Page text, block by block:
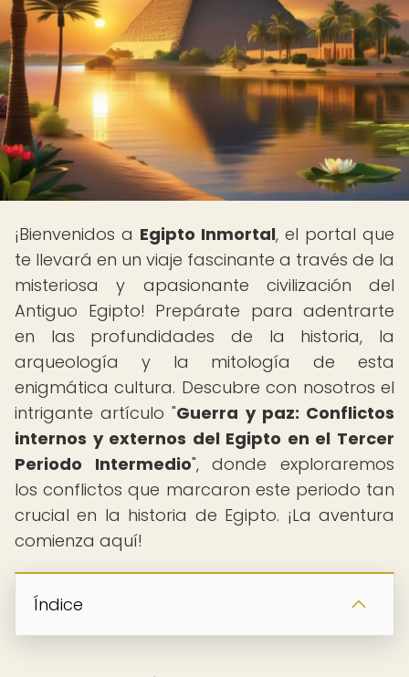
¡Bienvenidos a Egipto Inmortal, el portal que
te llevará en un viaje fascinante a través de la
misteriosa y apasionante civilización del
Antiguo Egipto! Prepárate para adentrarte
en las profundidades de la historia, la
arqueología y la mitología de esta
enigmática cultura. Descubre con nosotros el
intrigante artículo "Guerra y paz: Conflictos
internos y externos del Egipto en el Tercer
Periodo Intermedio", donde exploraremos
los conflictos que marcaron este periodo tan
crucial en la historia de Egipto. ¡La aventura
comienza aquí!
Índice